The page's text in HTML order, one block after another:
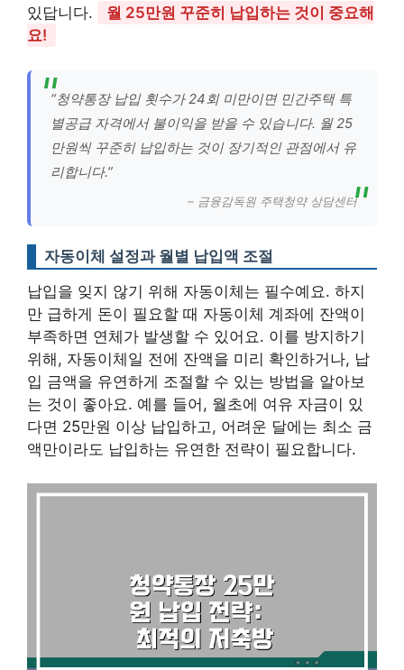
있답니다.
월 25만원 꾸준히 납입하는 것이 중요해
요!
“청약통장 납입 횟수가 24회 미만이면 민간주택 특
별공급 자격에서 불이익을 받을 수 있습니다. 월 25
만원씩 꾸준히 납입하는 것이 장기적인 관점에서 유
리합니다.”
– 금융감독원 주택청약 상담센터
자동이체 설정과 월별 납입액 조절
납입을 잊지 않기 위해 자동이체는 필수예요. 하지
만 급하게 돈이 필요할 때 자동이체 계좌에 잔액이
부족하면 연체가 발생할 수 있어요. 이를 방지하기
위해, 자동이체일 전에 잔액을 미리 확인하거나, 납
입 금액을 유연하게 조절할 수 있는 방법을 알아보
는 것이 좋아요. 예를 들어, 월초에 여유 자금이 있
다면 25만원 이상 납입하고, 어려운 달에는 최소 금
액만이라도 납입하는 유연한 전략이 필요합니다.